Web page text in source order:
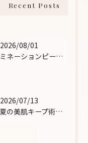
Recent Posts
2026/08/01
ラミネーションピールとは、
2026/07/13
＼夏の美肌キープ術をご紹介！/